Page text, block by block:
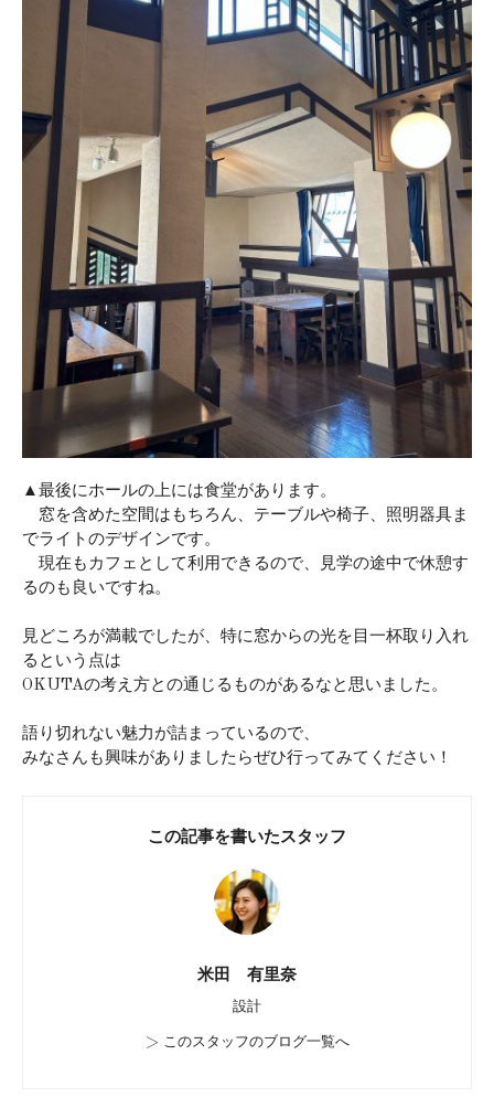
▲最後にホールの上には食堂があります。
窓を含めた空間はもちろん、テーブルや椅子、照明器具ま
でライトのデザインです。
現在もカフェとして利用できるので、見学の途中で休憩す
るのも良いですね。
見どころが満載でしたが、特に窓からの光を目一杯取り入れ
るという点は
OKUTAの考え方との通じるものがあるなと思いました。
語り切れない魅力が詰まっているので、
みなさんも興味がありましたらぜひ行ってみてください！
この記事を書いたスタッフ
米田 有里奈
設計
> このスタッフのブログ一覧へ